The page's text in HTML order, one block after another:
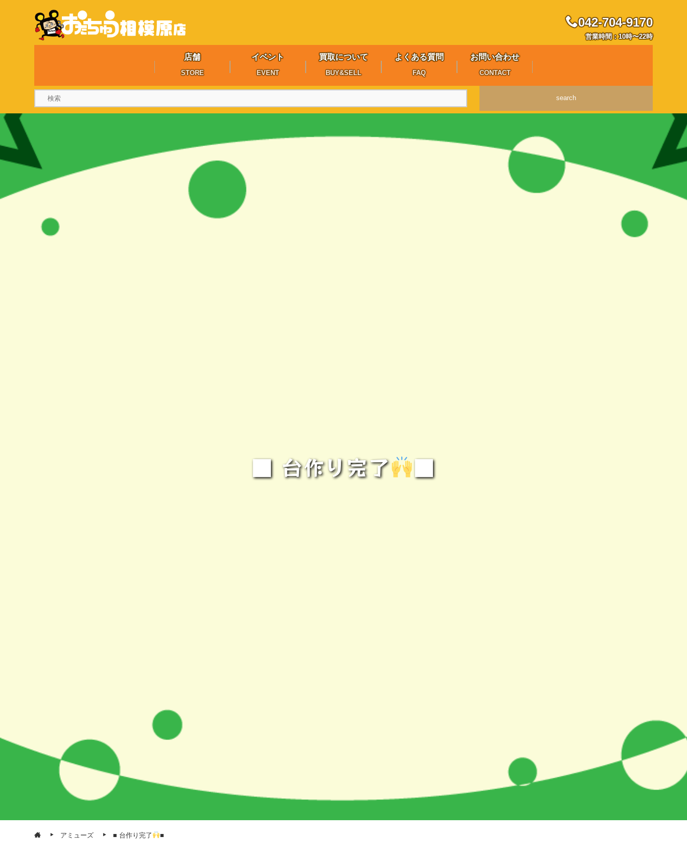
042-704-9170
営業時間：10時〜22時
店舗
STORE
イベント
EVENT
買取について
BUY&SELL
よくある質問
FAQ
お問い合わせ
CONTACT
search
■ 台作り完了 ■
アミューズ ■ 台作り完了 ■